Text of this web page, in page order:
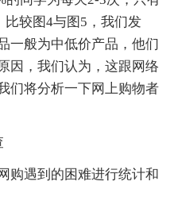
比较图4与图5，我们发
一般为中低价产品，他们
因，我们认为，这跟网络
们将分析一下网上购物者
购遇到的困难进行统计和